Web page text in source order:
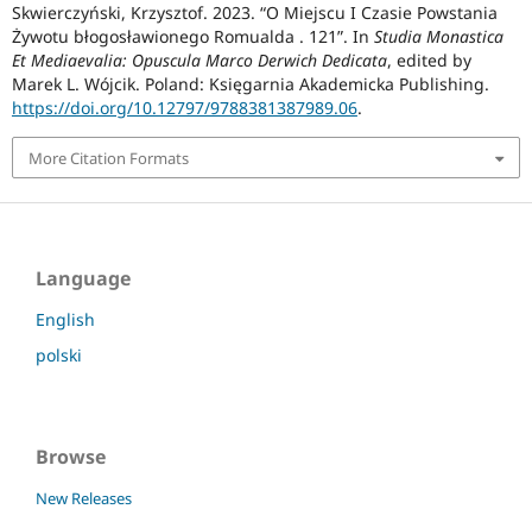
Skwierczyński, Krzysztof. 2023. “O Miejscu I Czasie Powstania
Żywotu błogosławionego Romualda . 121”. In Studia Monastica
Et Mediaevalia: Opuscula Marco Derwich Dedicata, edited by
Marek L. Wójcik. Poland: Księgarnia Akademicka Publishing.
https://doi.org/10.12797/9788381387989.06.
More Citation Formats
Language
English
polski
Browse
New Releases